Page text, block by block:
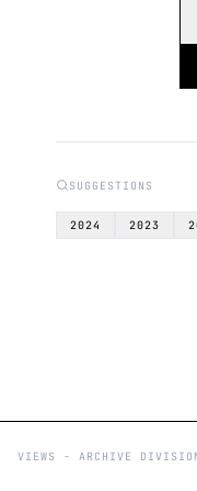
SUGGESTIONS
2024 2023
VIEWS - ARCHIVE